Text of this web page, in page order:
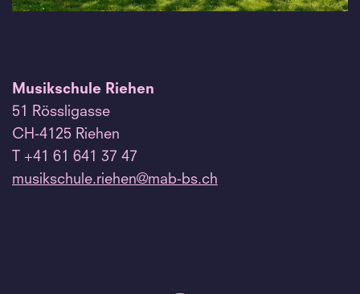
Musikschule Riehen
51 Rössligasse
CH-4125 Riehen
T +41 61 641 37 47
musikschule.riehen@mab-bs.ch